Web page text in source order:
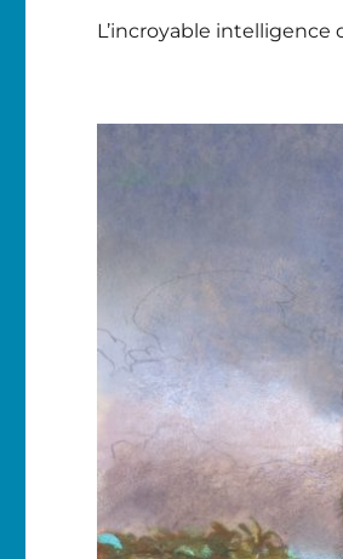
L’incroyable intelligence